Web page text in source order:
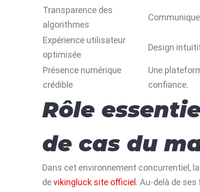
Transparence des
algorithmes
Expérience utilisateur
optimisée
Design
Présence numérique
crédible
Une
confiance.
Rôle
de cas du
Dans cet environnement concurrentiel,
devikingluck site officiel . Au-delà de